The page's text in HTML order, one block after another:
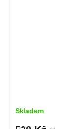
Skladem